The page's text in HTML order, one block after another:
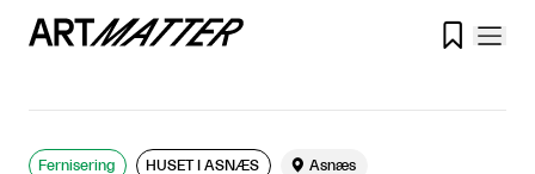

Fernisering HUSET I ASNÆS  Asnæs